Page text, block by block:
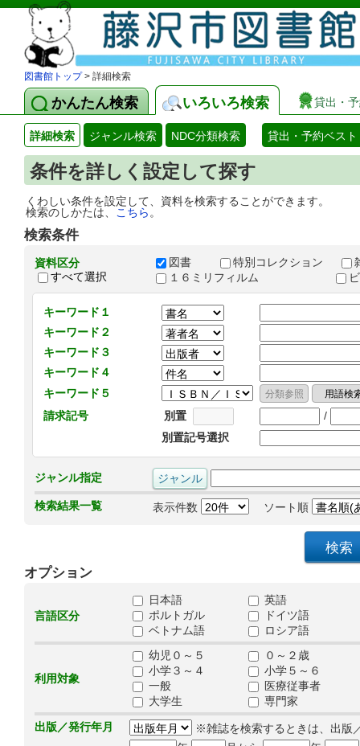
図書館トップ> 詳細検索
かんたん検索 いろいろ検索 貸出・
詳細検索 ジャンル検索 NDC分類検索 貸出・予約ベスト
条件を詳しく設定して探す
くわしい条件を設定して、資料を検索することができます。
検索のしかたは、
こちら 。
検索条件
資料区分
すべて選択
図書 特別コレクション
１６ミリフィルム
キーワード１
キーワード２
キーワード３
キーワード４
キーワード５
請求記号
別置
/
別置記号選択
ジャンル指定
検索結果一覧 表示件数 ソート順
オプション
言語区分
日本語
英語
ポルトガル
ドイツ語
ベトナム語
ロシア語
利用対象
幼児０～５
０～２歳
小学３～４
小学５～６
一般
医療従事者
大学生
専門家
出版／発行年月
※雑誌を検索するときは、出版